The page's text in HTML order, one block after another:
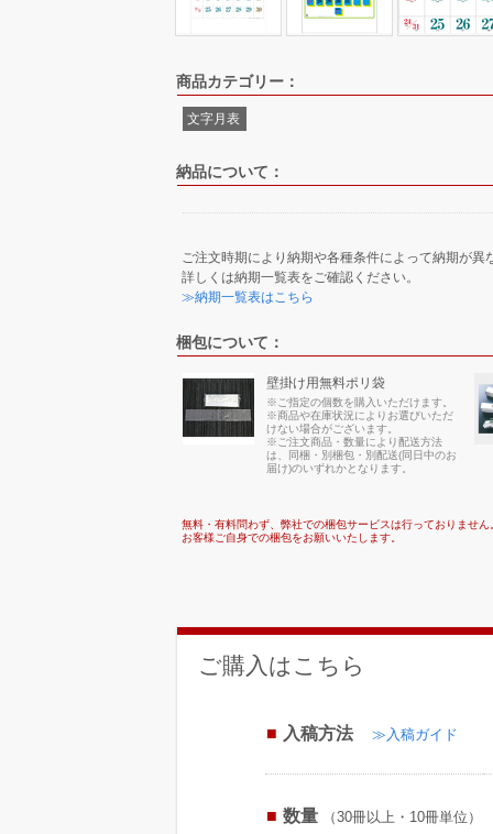
商品カテゴリー：
文字月表
納品について：
ご注文時期により納期や各種条件によって納期が異
詳しくは納期一覧表をご確認ください。
≫納期一覧表はこちら
梱包について：
壁掛け用無料ポリ袋
※ご指定の個数を購入いただけます。
※商品や在庫状況によりお選びいただ
けない場合がございます。
※ご注文商品・数量により配送方法
は、同梱・別梱包・別配送(同日中のお
届け)のいずれかとなります。
無料・有料問わず、弊社での梱包サービスは行っておりません
お客様ご自身での梱包をお願いいたします。
ご購入はこちら
入稿方法 ≫入稿ガイド
数量 （30冊以上・10冊単位）